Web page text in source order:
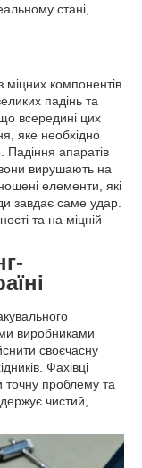
стані,
міцних компонентів
падінь та
всередині цих
яке необхідно
апаратів
вирушають на
елементи, які
завдає саме удар.
та на міцній
виробниками
своєчасну
Фахівці
точну проблему та
чистий,